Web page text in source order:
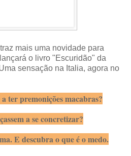
mais uma novidade para
o livro "Escuridão" da
sensação na Italia, agora no
a ter premonições macabras?
a se concretizar?
E descubra o que é o medo.